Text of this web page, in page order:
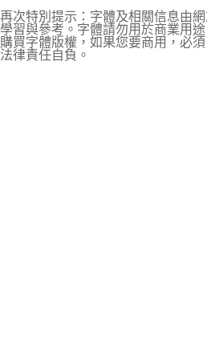
再次特別提示：字體及相關信息由
學習與參考。字體請勿用於商業用
購買字體版權，如果您要商用，必
法律責任自負。